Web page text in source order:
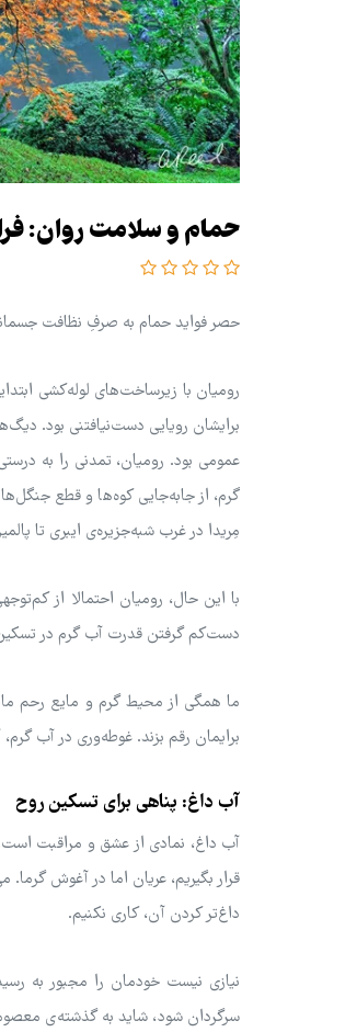
حمام و سلامت روان:
حصر فواید حمام به صرفِ نظافت
رومیان با زیرساخت‌های لوله‌کشی
برایشان رویایی دست‌نیافتنی بود.
عمومی بود. رومیان، تمدنی را به
گرم، از جابه‌جایی کوه‌ها و قطع
مِریدا در غرب شبه‌جزیره‌ی ایبری تا
با این حال، رومیان احتمالا از
دست‌کم گرفتن قدرت آب گرم در
ما همگی از محیط گرم و مایع رحم
برایمان رقم بزند. غوطه‌وری در آب
آب داغ: پناهی برای تسکین روح
آب داغ، نمادی از عشق و مراقبت
قرار بگیریم، عریان اما در آغوش گرما.
داغ‌تر کردن آن، کاری نکنیم.
نیازی نیست خودمان را مجبور به
سرگردان شود، شاید به گذشته‌ی